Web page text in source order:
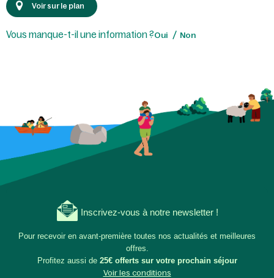
Voir sur le plan
Vous manque-t-il une information ?Oui Non
Inscrivez-vous à notre newsletter !
Pour recevoir en avant-première toutes nos actualités et meilleures
offres.
Profitez aussi de 25€ offerts sur votre prochain séjour
Voir les conditions